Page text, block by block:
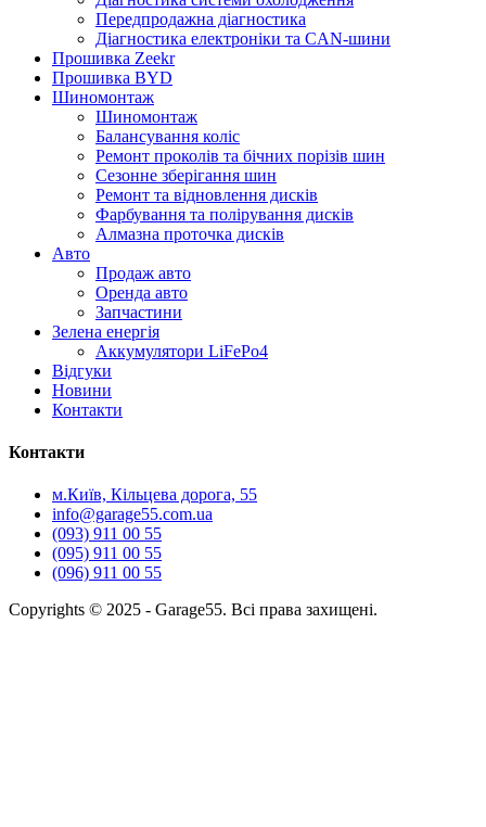
Передпродажна діагностика
Діагностика електроніки та CAN-шини
Прошивка Zeekr
Прошивка BYD
Шиномонтаж
Шиномонтаж
Балансування коліс
Ремонт проколів та бічних порізів шин
Сезонне зберігання шин
Ремонт та відновлення дисків
Фарбування та полірування дисків
Алмазна проточка дисків
Авто
Продаж авто
Оренда авто
Запчастини
Зелена енергія
Аккумулятори LiFePo4
Відгуки
Новини
Контакти
Контакти
м.Київ, Кільцева дорога, 55
info@garage55.com.ua
(093) 911 00 55
(095) 911 00 55
(096) 911 00 55
Copyrights © 2025 - Garage55. Всі права захищені.